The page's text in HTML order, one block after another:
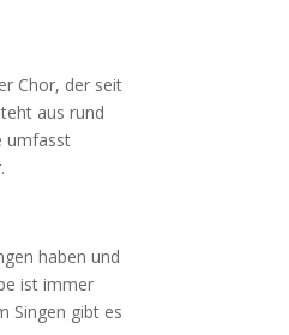
Chor, der seit
aus rund
umfasst
haben und
ist immer
Singen gibt es